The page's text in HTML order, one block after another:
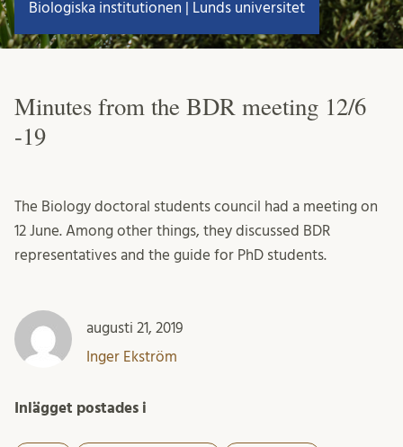
Biologiska institutionen | Lunds universitet
Minutes from the BDR meeting 12/6
-19
The Biology doctoral students council had a meeting on
12 June. Among other things, they discussed BDR
representatives and the guide for PhD students.
augusti 21, 2019
Inger Ekström
Inlägget postades i